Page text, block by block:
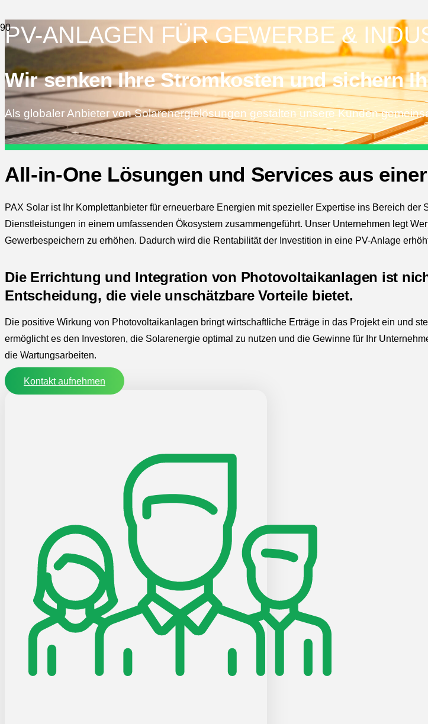
PV-ANLAGEN FÜR GEWERBE &
Wir senken Ihre Stromkosten und sichern
Als globaler Anbieter von Solarenergielösungen gestalten unsere Kunden
All-in-One Lösungen und Services aus
PAX Solar ist Ihr Komplettanbieter für erneuerbare Energien mit spezieller Expertise ins Bereich
Dienstleistungen in einem umfassenden Ökosystem zusammengeführt. Unser Unternehmen legt
Gewerbespeichern zu erhöhen. Dadurch wird die Rentabilität der Investition in eine PV-Anlage
Die Errichtung und Integration von Photovoltaikanlagen ist
Entscheidung, die viele unschätzbare Vorteile bietet.
Die positive Wirkung von Photovoltaikanlagen bringt wirtschaftliche Erträge in das Projekt ein und
ermöglicht es den Investoren, die Solarenergie optimal zu nutzen und die Gewinne für Ihr
die Wartungsarbeiten.
Kontakt aufnehmen